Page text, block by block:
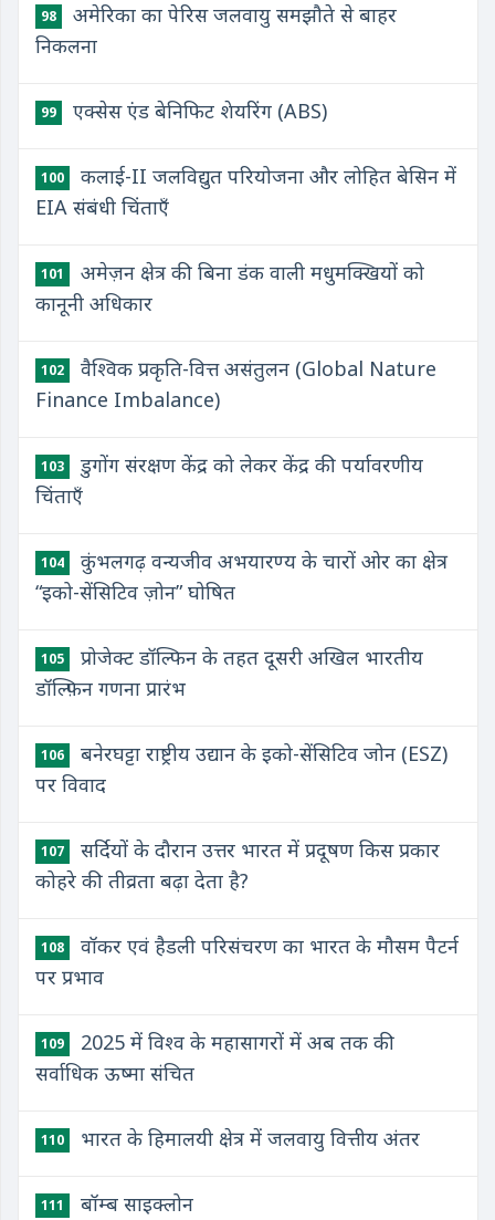
98
अमेरिका का पेरिस जलवायु समझौते से बाहर
निकलना
99 एक्सेस एंड बेनिफिट शेयरिंग (ABS)
100
कलाई-II जलविद्युत परियोजना और लोहित बेसिन में
EIA संबंधी चिंताएँ
101
अमेज़न क्षेत्र की बिना डंक वाली मधुमक्खियों को
कानूनी अधिकार
102
वैश्विक प्रकृति-वित्त असंतुलन (Global Nature
Finance Imbalance)
103
डुगोंग संरक्षण केंद्र को लेकर केंद्र की पर्यावरणीय
चिंताएँ
104
कुंभलगढ़ वन्यजीव अभयारण्य के चारों ओर का क्षेत्र
“इको-सेंसिटिव ज़ोन” घोषित
105
प्रोजेक्ट डॉल्फिन के तहत दूसरी अखिल भारतीय
डॉल्फ़िन गणना प्रारंभ
106
बनेरघट्टा राष्ट्रीय उद्यान के इको-सेंसिटिव जोन (ESZ)
पर विवाद
107
सर्दियों के दौरान उत्तर भारत में प्रदूषण किस प्रकार
कोहरे की तीव्रता बढ़ा देता है?
108
वॉकर एवं हैडली परिसंचरण का भारत के मौसम पैटर्न
पर प्रभाव
109
2025 में विश्व के महासागरों में अब तक की
सर्वाधिक ऊष्मा संचित
110 भारत के हिमालयी क्षेत्र में जलवायु वित्तीय अंतर
111 बॉम्ब साइक्लोन